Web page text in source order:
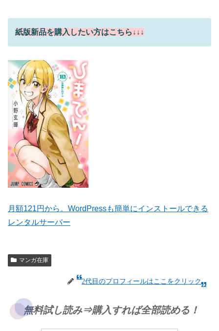
紙版新品を購入したい方はこちら↓↓↓
月額121円から。WordPressも簡単にインストールできる
レンタルサーバー
マンガ在庫
2代目のプロフィールはここをクリック
無料試し読み⇒購入すれば全部読める！